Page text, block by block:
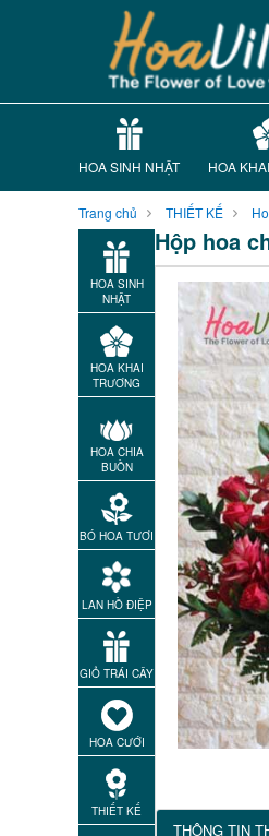
HOA SINH NHẬT HOA
Trang chủ THIẾT KẾ
HOA SINH
NHẬT
HOA KHAI
TRƯƠNG
HOA CHIA
BUỒN
BÓ HOA TƯƠI
LAN HỒ ĐIỆP
GIỎ TRÁI CÂY
HOA CƯỚI
THIẾT KẾ
Hộp hoa
THÔNG TIN